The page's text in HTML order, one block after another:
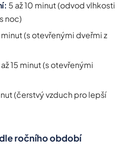
5 až 10 minut (odvod vlhkosti
noc)
minut (s otevřenými dveřmi z
15 minut (s otevřenými
(čerstvý vzduch pro lepší
ročního období